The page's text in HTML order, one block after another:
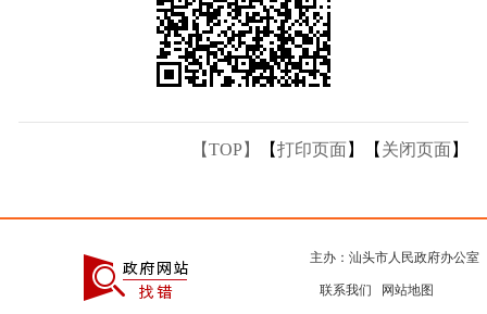
【TOP】 【打印页面】【 关闭页面】
主办：汕头市人民政府办公
联系我们 网站地图